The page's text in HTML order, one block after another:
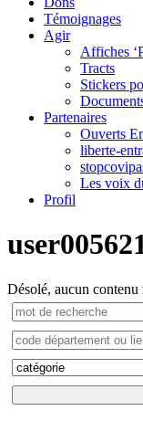
Témoignages
Agir
Affiches
Tracts
Stickers
Partenaires
Ouverts
liberte-
Les voix
Profil
Désolé, aucun contenu